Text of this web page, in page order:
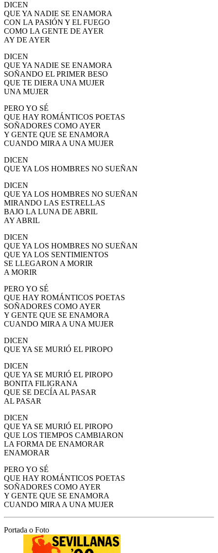
DICEN
QUE YA NADIE SE ENAMORA
CON LA PASIÓN Y EL FUEGO
COMO LA GENTE DE AYER
AY DE AYER
DICEN
QUE YA NADIE SE ENAMORA
SOÑANDO EL PRIMER BESO
QUE TE DIERA UNA MUJER
UNA MUJER
PERO YO SÉ
QUE HAY ROMÁNTICOS POETAS
SOÑADORES COMO AYER
Y GENTE QUE SE ENAMORA
CUANDO MIRA A UNA MUJER
DICEN
QUE YA LOS HOMBRES NO SUEÑAN
DICEN
QUE YA LOS HOMBRES NO SUEÑAN
MIRANDO LAS ESTRELLAS
BAJO LA LUNA DE ABRIL
AY ABRIL
DICEN
QUE YA LOS HOMBRES NO SUEÑAN
QUE YA LOS SENTIMIENTOS
SE LLEGARON A MORIR
A MORIR
PERO YO SÉ
QUE HAY ROMÁNTICOS POETAS
SOÑADORES COMO AYER
Y GENTE QUE SE ENAMORA
CUANDO MIRA A UNA MUJER
DICEN
QUE YA SE MURIÓ EL PIROPO
DICEN
QUE YA SE MURIÓ EL PIROPO
BONITA FILIGRANA
QUE SE DECÍA AL PASAR
AL PASAR
DICEN
QUE YA SE MURIÓ EL PIROPO
QUE LOS TIEMPOS CAMBIARON
LA FORMA DE ENAMORAR
ENAMORAR
PERO YO SÉ
QUE HAY ROMÁNTICOS POETAS
SOÑADORES COMO AYER
Y GENTE QUE SE ENAMORA
CUANDO MIRA A UNA MUJER
Portada o Foto